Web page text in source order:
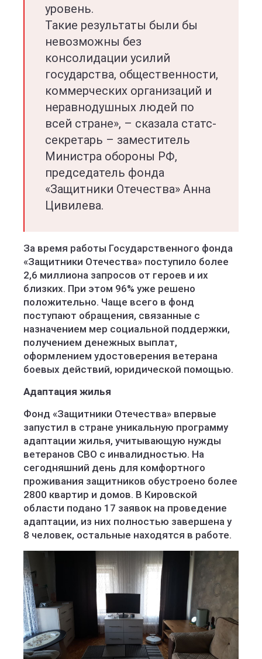
уровень.
Такие результаты были бы
невозможны без
консолидации усилий
государства, общественности,
коммерческих организаций и
неравнодушных людей по
всей стране», – сказала статс-
секретарь – заместитель
Министра обороны РФ,
председатель фонда
«Защитники Отечества» Анна
Цивилева.
За время работы Государственного фонда
«Защитники Отечества» поступило более
2,6 миллиона запросов от героев и их
близких. При этом 96% уже решено
положительно. Чаще всего в фонд
поступают обращения, связанные с
назначением мер социальной поддержки,
получением денежных выплат,
оформлением удостоверения ветерана
боевых действий, юридической помощью.
Адаптация жилья
Фонд «Защитники Отечества» впервые
запустил в стране уникальную программу
адаптации жилья, учитывающую нужды
ветеранов СВО с инвалидностью. На
сегодняшний день для комфортного
проживания защитников обустроено более
2800 квартир и домов. В Кировской
области подано 17 заявок на проведение
адаптации, из них полностью завершена у
8 человек, остальные находятся в работе.